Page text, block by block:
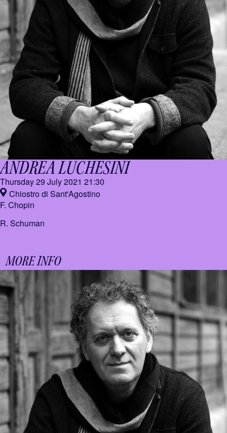
ANDREA LUCHESINI
Thursday 29 July 2021 21:30
Chiostro di Sant'Agostino
F. Chopin
R. Schuman
MORE INFO